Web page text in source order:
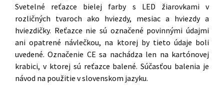
Svetelné reťazce bielej farby s LED žiarovkami v
rozličných tvaroch ako hviezdy, mesiac a hviezdy a
hviezdičky. Reťazce nie sú označené povinnými údajmi
ani opatrené návlečkou, na ktorej by tieto údaje boli
uvedené. Označenie CE sa nachádza len na kartónovej
krabici, v ktorej sú reťazce balené. Súčasťou balenia je
návod na použitie v slovenskom jazyku.